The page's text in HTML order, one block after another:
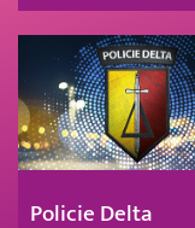
Policie Delta